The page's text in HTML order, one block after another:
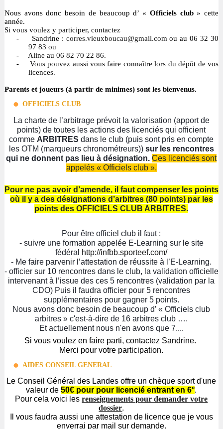
Nous avons donc besoin de beaucoup d’ « Officiels club» cette
année.
Si vous voulez y participer, contactez
-
Sandrine : corres.vieuxboucau@gmail.com ou au 06 32 30
97 83 ou
-
Aline au 06 82 70 22 86.
-
Vous pouvez aussi vous faire connaître lors du dépôt de vos
licences.
Parents et joueurs (à partir de minimes) sont les bienvenus.
OFFICIELS CLUB
La charte de l’arbitrage prévoit la valorisation (apport de
points) de toutes les actions des licenciés qui officient
comme ARBITRES dans le club (puis sont pris en compte
les OTM (marqueurs chronométreurs)) sur les rencontres
qui ne donnent pas lieu à désignation. Ces licenciés sont
appelés « Officiels club ».
Pour ne pas avoir d’amende, il faut compenser les points
où il y a des désignations d’arbitres (80 points) par les
points des OFFICIELS CLUB ARBITRES.
Pour être officiel club il faut :
- suivre une formation appelée E-Learning sur le site
fédéral http://infbb.sporteef.com/
- Me faire parvenir l’attestation de réussite à l’E-Learning.
- officier sur 10 rencontres dans le club, la validation officielle
intervenant à l’issue des ces 5 rencontres (validation par la
CDO) Puis il faudra officier pour 5 rencontres
supplémentaires pour gagner 5 points.
Nous avons donc besoin de beaucoup d’ « Officiels club
arbitres » c'est-à-dire de 16 arbitres club ….
Et actuellement nous n'en avons que 7....
Si vous voulez en faire parti, contactez Sandrine.
Merci pour votre participation.
AIDES CONSEIL GENERAL
Le Conseil Général des Landes offre un chèque sport d'une
valeur de50€ pour pour licencié entrant en 6°.
Pour cela voici lesrenseignements pour demander votre
dossier.
Il vous faudra aussi une attestation de licence que je vous
enverrai par mail sur demande.